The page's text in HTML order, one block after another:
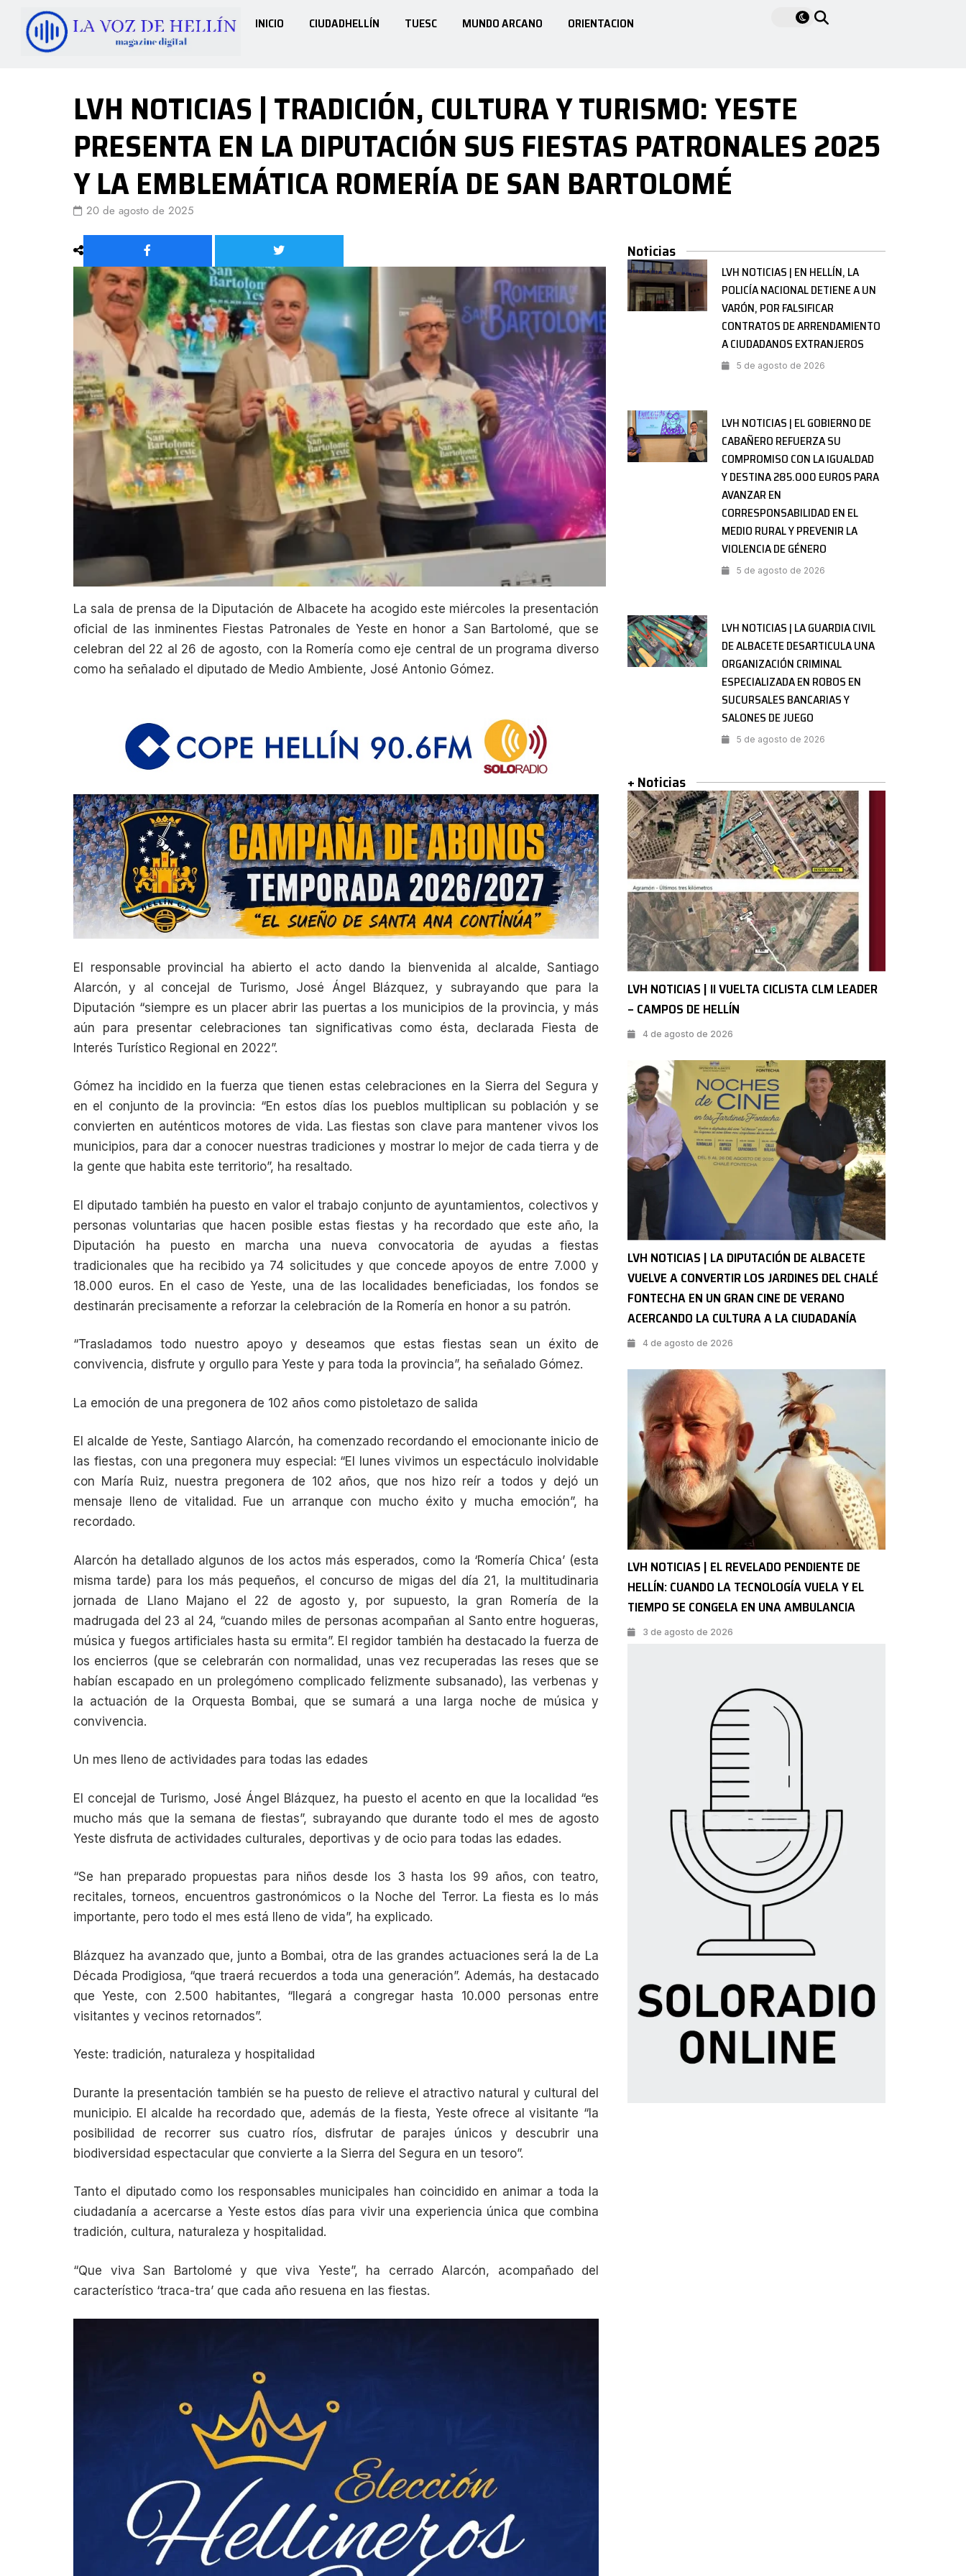
INICIO CIUDADHELLÍN TUESC MUNDO ARCANO ORIENTACION
LVH NOTICIAS | TRADICIÓN, CULTURA Y TURISMO: YESTE
PRESENTA EN LA DIPUTACIÓN SUS FIESTAS PATRONALES 2025
Y LA EMBLEMÁTICA ROMERÍA DE SAN BARTOLOMÉ
20 de agosto de 2025
La sala de prensa de la Diputación de Albacete ha acogido este miércoles la presentación
oficial de las inminentes Fiestas Patronales de Yeste en honor a San Bartolomé, que se
celebran del 22 al 26 de agosto, con la Romería como eje central de un programa diverso
como ha señalado el diputado de Medio Ambiente, José Antonio Gómez.
El responsable provincial ha abierto el acto dando la bienvenida al alcalde, Santiago
Alarcón, y al concejal de Turismo, José Ángel Blázquez, y subrayando que para la
Diputación “siempre es un placer abrir las puertas a los municipios de la provincia, y más
aún para presentar celebraciones tan significativas como ésta, declarada Fiesta de
Interés Turístico Regional en 2022”.
Gómez ha incidido en la fuerza que tienen estas celebraciones en la Sierra del Segura y
en el conjunto de la provincia: “En estos días los pueblos multiplican su población y se
convierten en auténticos motores de vida. Las fiestas son clave para mantener vivos los
municipios, para dar a conocer nuestras tradiciones y mostrar lo mejor de cada tierra y de
la gente que habita este territorio”, ha resaltado.
El diputado también ha puesto en valor el trabajo conjunto de ayuntamientos, colectivos y
personas voluntarias que hacen posible estas fiestas y ha recordado que este año, la
Diputación ha puesto en marcha una nueva convocatoria de ayudas a fiestas
tradicionales que ha recibido ya 74 solicitudes y que concede apoyos de entre 7.000 y
18.000 euros. En el caso de Yeste, una de las localidades beneficiadas, los fondos se
destinarán precisamente a reforzar la celebración de la Romería en honor a su patrón.
“Trasladamos todo nuestro apoyo y deseamos que estas fiestas sean un éxito de
convivencia, disfrute y orgullo para Yeste y para toda la provincia”, ha señalado Gómez.
La emoción de una pregonera de 102 años como pistoletazo de salida
El alcalde de Yeste, Santiago Alarcón, ha comenzado recordando el emocionante inicio de
las fiestas, con una pregonera muy especial: “El lunes vivimos un espectáculo inolvidable
con María Ruiz, nuestra pregonera de 102 años, que nos hizo reír a todos y dejó un
mensaje lleno de vitalidad. Fue un arranque con mucho éxito y mucha emoción”, ha
recordado.
Alarcón ha detallado algunos de los actos más esperados, como la ‘Romería Chica’ (esta
misma tarde) para los más pequeños, el concurso de migas del día 21, la multitudinaria
jornada de Llano Majano el 22 de agosto y, por supuesto, la gran Romería de la
madrugada del 23 al 24, “cuando miles de personas acompañan al Santo entre hogueras,
música y fuegos artificiales hasta su ermita”. El regidor también ha destacado la fuerza de
los encierros (que se celebrarán con normalidad, unas vez recuperadas las reses que se
habían escapado en un prolegómeno complicado felizmente subsanado), las verbenas y
la actuación de la Orquesta Bombai, que se sumará a una larga noche de música y
convivencia.
Un mes lleno de actividades para todas las edades
El concejal de Turismo, José Ángel Blázquez, ha puesto el acento en que la localidad “es
mucho más que la semana de fiestas”, subrayando que durante todo el mes de agosto
Yeste disfruta de actividades culturales, deportivas y de ocio para todas las edades.
“Se han preparado propuestas para niños desde los 3 hasta los 99 años, con teatro,
recitales, torneos, encuentros gastronómicos o la Noche del Terror. La fiesta es lo más
importante, pero todo el mes está lleno de vida”, ha explicado.
Blázquez ha avanzado que, junto a Bombai, otra de las grandes actuaciones será la de La
Década Prodigiosa, “que traerá recuerdos a toda una generación”. Además, ha destacado
que Yeste, con 2.500 habitantes, “llegará a congregar hasta 10.000 personas entre
visitantes y vecinos retornados”.
Yeste: tradición, naturaleza y hospitalidad
Durante la presentación también se ha puesto de relieve el atractivo natural y cultural del
municipio. El alcalde ha recordado que, además de la fiesta, Yeste ofrece al visitante “la
posibilidad de recorrer sus cuatro ríos, disfrutar de parajes únicos y descubrir una
biodiversidad espectacular que convierte a la Sierra del Segura en un tesoro”.
Tanto el diputado como los responsables municipales han coincidido en animar a toda la
ciudadanía a acercarse a Yeste estos días para vivir una experiencia única que combina
tradición, cultura, naturaleza y hospitalidad.
“Que viva San Bartolomé y que viva Yeste”, ha cerrado Alarcón, acompañado del
característico ‘traca-tra’ que cada año resuena en las fiestas.
Noticias
LVH NOTICIAS | EN HELLÍN, LA
POLICÍA NACIONAL DETIENE A UN
VARÓN, POR FALSIFICAR
CONTRATOS DE ARRENDAMIENTO
A CIUDADANOS EXTRANJEROS
5 de agosto de 2026
LVH NOTICIAS | EL GOBIERNO DE
CABAÑERO REFUERZA SU
COMPROMISO CON LA IGUALDAD
Y DESTINA 285.000 EUROS PARA
AVANZAR EN
CORRESPONSABILIDAD EN EL
MEDIO RURAL Y PREVENIR LA
VIOLENCIA DE GÉNERO
5 de agosto de 2026
LVH NOTICIAS | LA GUARDIA CIVIL
DE ALBACETE DESARTICULA UNA
ORGANIZACIÓN CRIMINAL
ESPECIALIZADA EN ROBOS EN
SUCURSALES BANCARIAS Y
SALONES DE JUEGO
5 de agosto de 2026
+ Noticias
LVH NOTICIAS | II VUELTA CICLISTA CLM LEADER
– CAMPOS DE HELLÍN
4 de agosto de 2026
LVH NOTICIAS | LA DIPUTACIÓN DE ALBACETE
VUELVE A CONVERTIR LOS JARDINES DEL CHALÉ
FONTECHA EN UN GRAN CINE DE VERANO
ACERCANDO LA CULTURA A LA CIUDADANÍA
4 de agosto de 2026
LVH NOTICIAS | EL REVELADO PENDIENTE DE
HELLÍN: CUANDO LA TECNOLOGÍA VUELA Y EL
TIEMPO SE CONGELA EN UNA AMBULANCIA
3 de agosto de 2026